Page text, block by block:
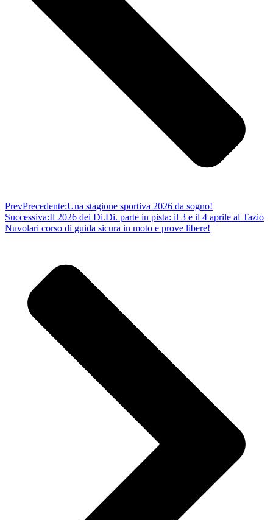
PrevPrecedente:Una stagione sportiva 2026 da sogno!
Successiva:Il 2026 dei Di.Di. parte in pista: il 3 e il 4 aprile al Tazio
Nuvolari corso di guida sicura in moto e prove libere!